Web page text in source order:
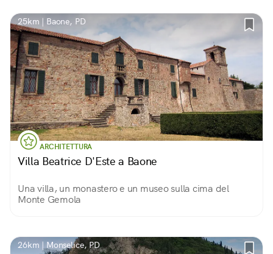
25km | Baone, PD
ARCHITETTURA
Villa Beatrice D'Este a Baone
Una villa, un monastero e un museo sulla cima del
Monte Gemola
26km | Monselice, PD